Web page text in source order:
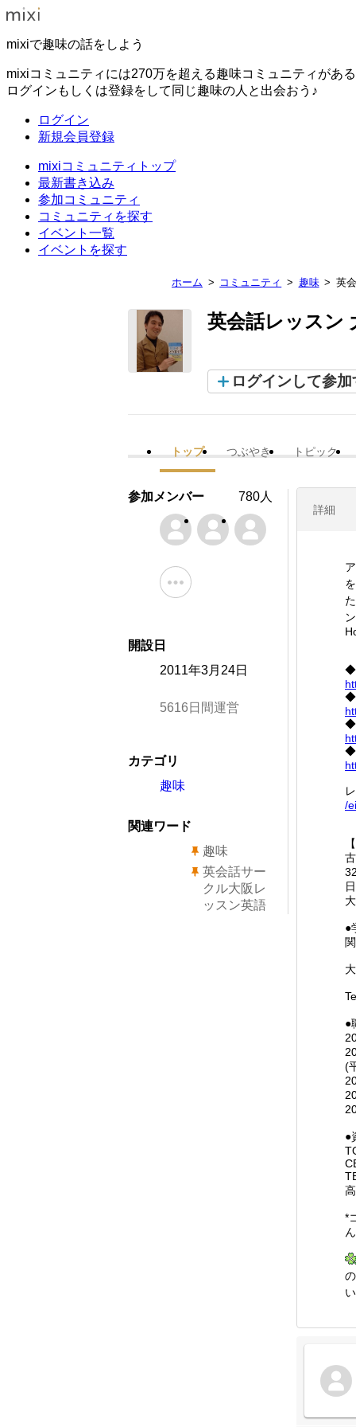
mixiで趣味の話をしよう
mixiコミュニティには270万を超える趣味コミュニティがあ
ログインもしくは登録をして同じ趣味の人と出会おう♪
ログイン
新規会員登録
mixiコミュニティトップ
最新書き込み
参加コミュニティ
コミュニティを探す
イベント一覧
イベントを探す
ホーム コミュニティ 趣味 英
英会話レッスン
ログインして参加
トップ つぶやき トピック
詳細
◆
◆
◆
◆
/
●
●
(
●
*
い
参加メンバー 780人
開設日
2011年3月24日
5616日間運営
カテゴリ
趣味
関連ワード
趣味
英会話サー
クル大阪レ
ッスン英語